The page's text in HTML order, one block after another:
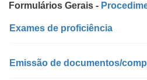
Formulários Gerais -
Exames de proficiência
Emissão de documentos/